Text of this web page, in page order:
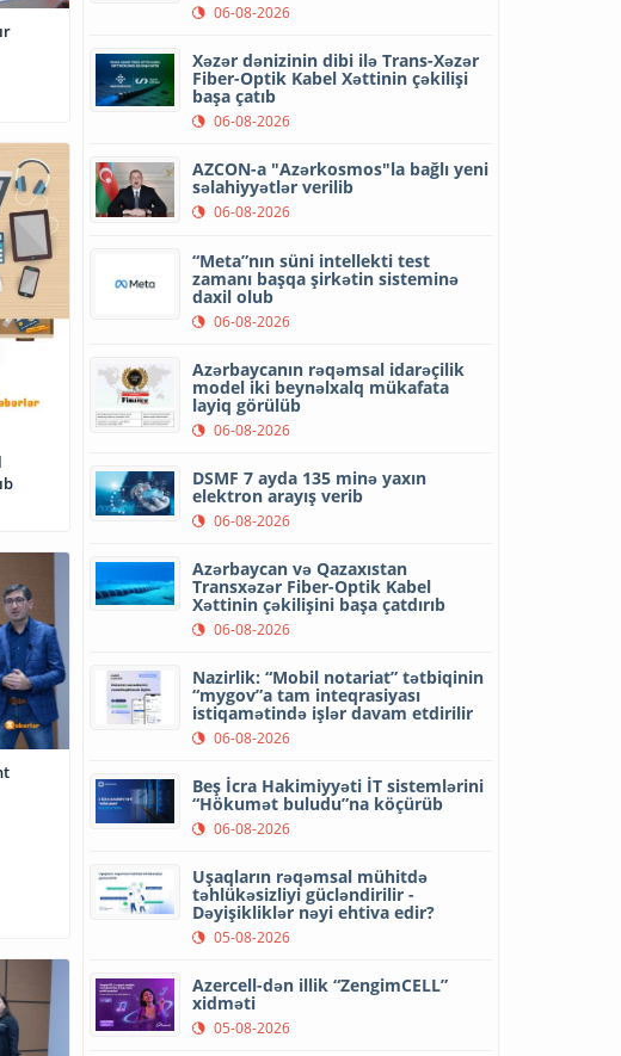
06-08-2026
Xəzər dənizinin dibi ilə Trans-Xəzər
Fiber-Optik Kabel Xəttinin çəkilişi
başa çatıb
06-08-2026
AZCON-a "Azərkosmos"la bağlı yeni
səlahiyyətlər verilib
06-08-2026
“Meta”nın süni intellekti test
zamanı başqa şirkətin sisteminə
daxil olub
06-08-2026
Azərbaycanın rəqəmsal idarəçilik
model iki beynəlxalq mükafata
layiq görülüb
06-08-2026
DSMF 7 ayda 135 minə yaxın
elektron arayış verib
06-08-2026
Azərbaycan və Qazaxıstan
Transxəzər Fiber-Optik Kabel
Xəttinin çəkilişini başa çatdırıb
06-08-2026
Nazirlik: “Mobil notariat” tətbiqinin
“mygov”a tam inteqrasiyası
istiqamətində işlər davam etdirilir
06-08-2026
Beş İcra Hakimiyyəti İT sistemlərini
“Hökumət buludu”na köçürüb
06-08-2026
Uşaqların rəqəmsal mühitdə
təhlükəsizliyi gücləndirilir -
Dəyişikliklər nəyi ehtiva edir?
05-08-2026
Azercell-dən illik “ZengimCELL”
xidməti
05-08-2026